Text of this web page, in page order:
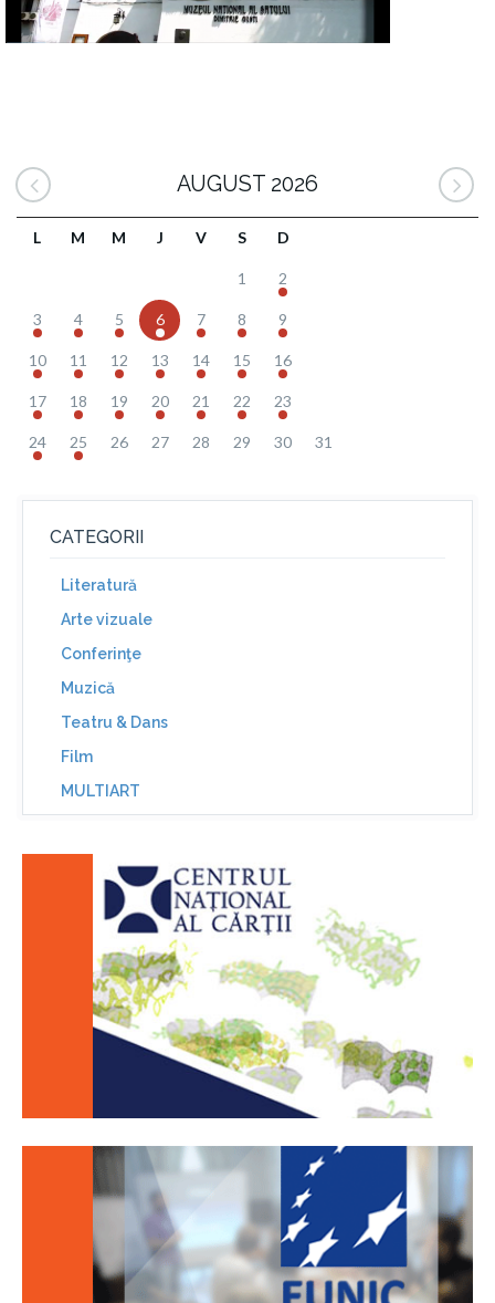
AUGUST 2026
L M M J V S D
1 2
3 4 5 6 7 8 9
10 11 12 13 14 15 16
17 18 19 20 21 22 23
24 25 26 27 28 29 30 31
CATEGORII
Literatură
Arte vizuale
Conferinţe
Muzică
Teatru & Dans
Film
MULTIART